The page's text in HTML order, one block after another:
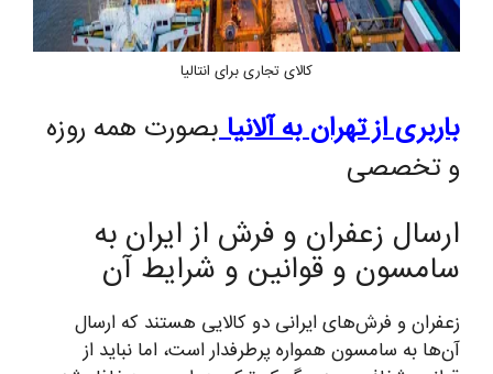
کالای تجاری برای انتالیا
باربری از تهران به آلانیابصورت همه روزه
و تخصصی
ارسال زعفران و فرش از ایران به
سامسون و قوانین و شرایط آن
زعفران و فرش‌های ایرانی دو کالایی هستند که ارسال
آن‌ها به سامسون همواره پرطرفدار است، اما نباید از